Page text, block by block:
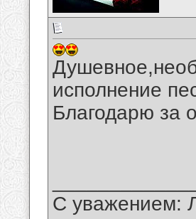
исполнение
Благодарю за
С уважением: